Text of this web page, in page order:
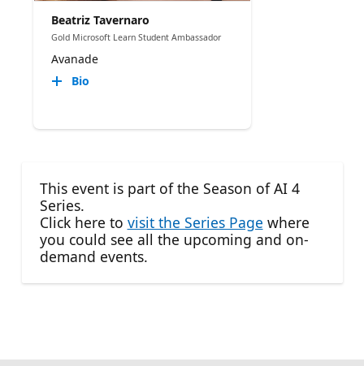
Beatriz Tavernaro
Gold Microsoft Learn Student Ambassador
Avanade
Bio
This event is part of the Season of AI 4
Series.
Click here to visit the Series Page where
you could see all the upcoming and on-
demand events.